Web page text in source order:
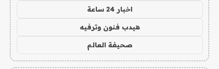
اخبار 24 ساعة
هيدب فنون وترفيه
صحيفة العالم